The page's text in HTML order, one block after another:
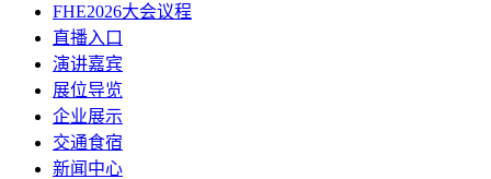
FHE2026大会议程
直播入口
演讲嘉宾
展位导览
企业展示
交通食宿
新闻中心